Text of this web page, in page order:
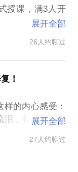
该行家在心理领
您前往正规医院
不同的强迫行
为您呈现以下四
背后的扭曲认
确的成长改变方
心理游戏的方
症结和心理原
做了这么多年自
直没机会做自己
喜欢的工作的
年轻，也越来
序倒过来，那
我带着您一起，
一次深入完整的
目的，澄清您的
授课，满3人开
自己的核心欲望
合自己的方式
在家族成员的
往，获得家族的
展开全部
26人约聊过
！
的内心感受：
泪，有时觉得自
视，我们似乎生
活还要孤独，
展开全部
27人约聊过